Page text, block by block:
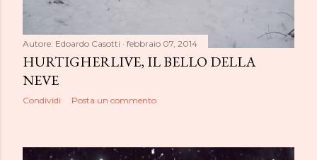
Autore: Edoardo Casotti febbraio 07, 2014
HURTIGHERLIVE, IL BELLO DELLA
NEVE
Condividi Posta un commento